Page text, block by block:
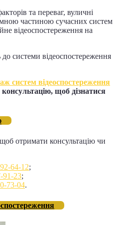
та переваг, вуличні
частиною сучасних систем
відеоспостереження на
системи відеоспостереження
систем відеоспостереження
щоб дізнатися
отримати консультацію чи
64-12;
91-23;
73-04.